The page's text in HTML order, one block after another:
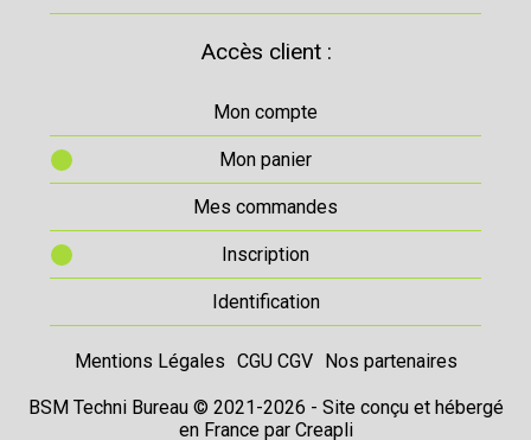
Accès client :
Mon compte
Mon panier
Mes commandes
Inscription
Identification
Mentions Légales CGU CGV Nos partenaires
BSM Techni Bureau © 2021-2026 - Site conçu et hébergé
en France par Creapli